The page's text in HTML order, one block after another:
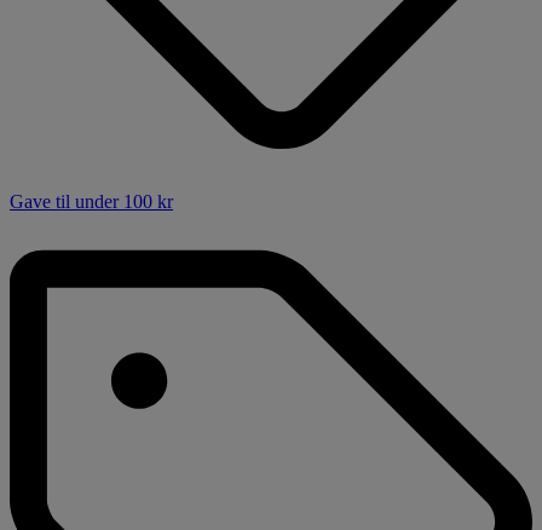
Gave til under 100 kr